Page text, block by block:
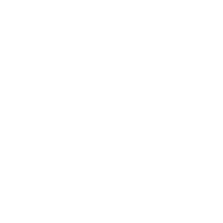
offre également une vie de quartier